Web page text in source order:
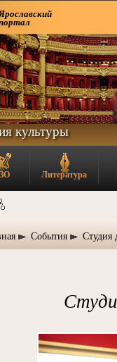
культуры
Литература
События Студия